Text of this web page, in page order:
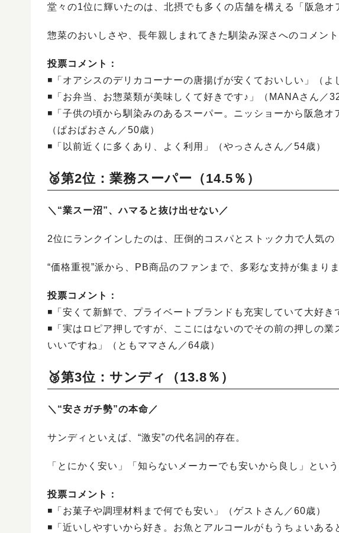
堂々の1位に輝いたのは、北摂でも多くの店舗を構える「阪急オ
惣菜のおいしさや、長年親しまれてきた馴染み深さへのコメン
投票コメント：
◾️「オアシスのデリカコーナーの唐揚げが安くておいしい」（よ
◾️「お弁当、お惣菜類が美味しくて好きです♪」（MANAさん／32
◾️「子供の頃から馴染みのあるスーパー。ニッショーから阪急
（ぱおぱおさん／50歳）
◾️「以前近くに多くあり、よく利用」（やっさんさん／54歳）
🥈第2位：業務スーパー（14.5％）
＼“業スー沼”、ハマると抜け出せない／
2位にランクインしたのは、圧倒的コスパとストック力で人気の
“価格重視”派から、PB商品のファンまで、多彩な支持が集まりま
投票コメント：
◾️「安くて新鮮で、プライベートブランドも充実していて大好き
◾️「実はロピア押しですが、ここにはないのでその前の押しの
いいですね」（ともママさん／64歳）
🥉第3位：サンディ（13.8％）
＼“安さガチ勢”の本命／
サンディといえば、“激安”の代名詞的存在。
「とにかく安い」「知らないメーカーでも安いから良し」とい
投票コメント：
◾️「お菓子や調理材料まで何でも安い」（ゲストさん／60歳）
◾️「近いしやすいから好き。お魚とアルコールがもうちょいあ